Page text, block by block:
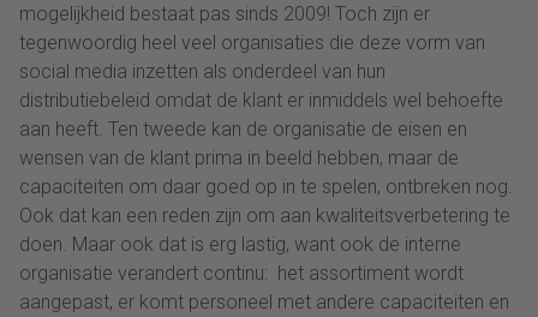
mogelijkheid bestaat pas sinds 2009! Toch zijn er
tegenwoordig heel veel organisaties die deze vorm van
social media inzetten als onderdeel van hun
distributiebeleid omdat de klant er inmiddels wel behoefte
aan heeft. Ten tweede kan de organisatie de eisen en
wensen van de klant prima in beeld hebben, maar de
capaciteiten om daar goed op in te spelen, ontbreken nog.
Ook dat kan een reden zijn om aan kwaliteitsverbetering te
doen. Maar ook dat is erg lastig, want ook de interne
organisatie verandert continu: het assortiment wordt
aangepast, er komt personeel met andere capaciteiten en